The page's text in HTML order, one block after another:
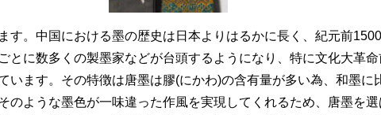
す。中国における墨の歴史は日本よりはるかに長く、紀元前
とに数多くの製墨家などが台頭するようになり、特に文化大革
います。その特徴は唐墨は膠(にかわ)の含有量が多い為、和墨に
のような墨色が一味違った作風を実現してくれるため、唐墨を